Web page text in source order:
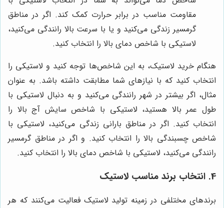
مقاومت مناسب در برابر حرارت کمک کند. اگر در مناطق
گرمسیر زندگی می‌کنید و یا با سرعت بالا رانندگی می‌کنید،
لاستیکی با شاخص دمای بالا را انتخاب کنید.
هنگام خرید لاستیک، به این شاخص‌ها توجه کنید و لاستیکی را
انتخاب کنید که با نیازهای شما مطابقت داشته باشد. به عنوان
مثال، اگر بیشتر در شهر رانندگی می‌کنید و به دنبال لاستیکی با
طول عمر بالا هستید، لاستیکی با شاخص سایش آج بالا را
انتخاب کنید. اگر در مناطق بارانی زندگی می‌کنید، لاستیکی با
شاخص چسبندگی بالا را انتخاب کنید. و اگر در مناطق گرمسیر
رانندگی می‌کنید، لاستیکی با شاخص دمای بالا را انتخاب کنید.
4. انتخاب برند مناسب لاستیک
برندهای مختلفی در زمینه تولید لاستیک فعالیت می‌کنند که هر